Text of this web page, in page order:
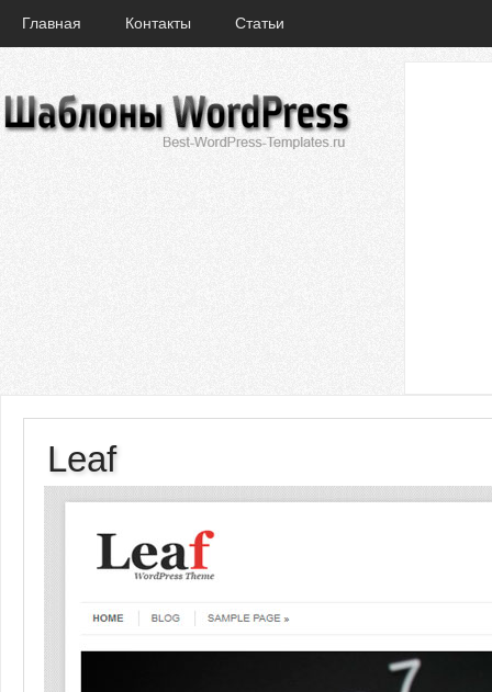
Главная Контакты Статьи
Leaf